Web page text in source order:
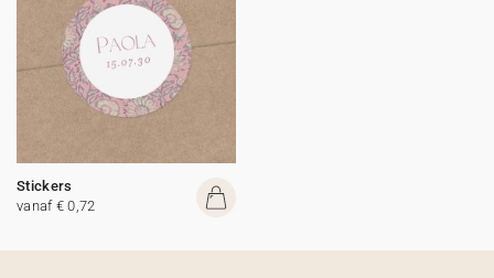
Stickers
vanaf € 0,72